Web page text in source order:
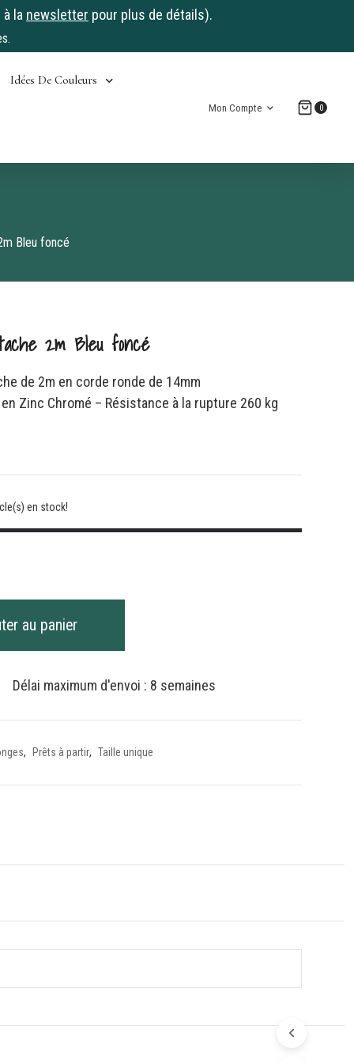
la newsletter pour plus de détails).
Idées De Couleurs
Mon Compte 0
Bleu foncé
2m Bleu foncé
de 2m en corde ronde de 14mm
Zinc Chromé – Résistance à la rupture 260 kg
en stock!
au panier
Délai maximum d'envoi : 8 semaines
, Prêts à partir, Taille unique